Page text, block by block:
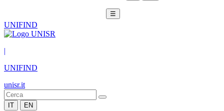
☰
UNIFIND
|
UNIFIND
unisr.it
IT EN